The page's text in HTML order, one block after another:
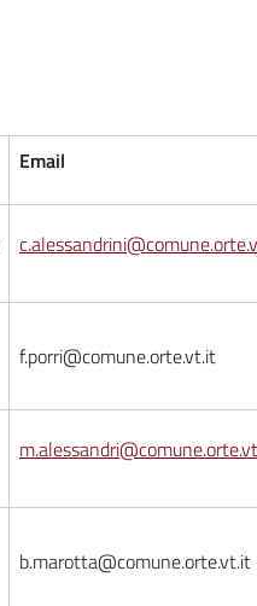
Email
f.porri@comune.orte.vt.it
b.marotta@comune.orte.vt.it